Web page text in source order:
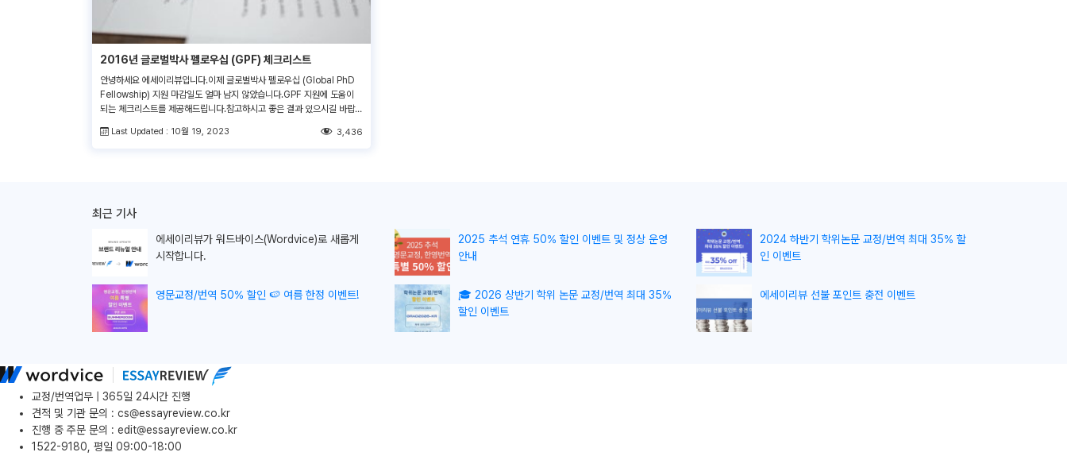
2016년 글로벌박사 펠로우십 (GPF) 체크리스트
안녕하세요 에세이리뷰입니다.이제 글로벌박사 펠로우십 (Global PhD
Fellowship) 지원 마감일도 얼마 남지 않았습니다.GPF 지원에 도움이
되는 체크리스트를 제공해드립니다.참고하시고 좋은 결과 있으시길 바랍
서비스를 이용해보세요! 유학지원서 교정 서비스│에세이 교정 서비스
Last Updated : 10월 19, 2023 3,436
최근 기사
에세이리뷰가 워드바이스(Wordvice)로 새롭게
시작합니다.
2025 추석 연휴 50% 할인 이벤트 및 정상 운영
안내
2024 하반기 학위논문 교정/번역 최대 35% 할
인 이벤트
영문교정/번역 50% 할인 🍉 여름 한정 이벤트!
🎓 2026 상반기 학위 논문 교정/번역 최대 35%
할인 이벤트
에세이리뷰 선불 포인트 충전 이벤트
교정/번역업무 | 365일 24시간 진행
견적 및 기관 문의 : cs@essayreview.co.kr
진행 중 주문 문의 : edit@essayreview.co.kr
1522-9180, 평일 09:00-18:00